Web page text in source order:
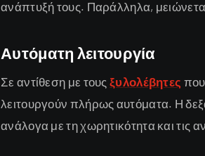
ανάπτυξή τους. Παράλληλα,
Αυτόματη λειτουργία
Σε αντίθεση με τουςξυλολέβητες που
λειτουργούν πλήρως αυτόματα. Η
ανάλογα με τη χωρητικότητα και τις